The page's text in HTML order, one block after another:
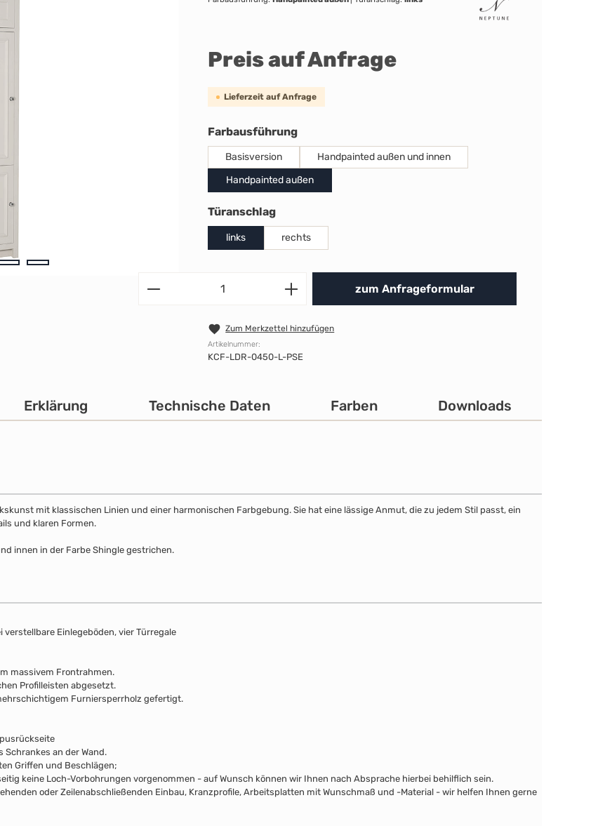
Preis auf Anfrage
Lieferzeit auf Anfrage
Farbausführungauswählen
Basisversion
Handpainted außen und innen
Handpainted außen
Türanschlagauswählen
links rechts
Produkt Anzahl: Gib den
zum Anfrageformular
Zum Merkzettel hinzufügen
Artikelnummer:
KCF-LDR-0450-L-PSE
Erklärung Technische Daten Farben Downloads
mit klassischen Linien und einer harmonischen Farbgebung. Sie hat eine lässige Anmut, die zu jedem Stil passt, ein
und klaren Formen.
innen in der Farbe Shingle gestrichen.
verstellbare Einlegeböden, vier Türregale
massivem Frontrahmen.
Profilleisten abgesetzt.
Furniersperrholz gefertigt.
an der Wand.
Griffen und Beschlägen;
keine Loch-Vorbohrungen vorgenommen - auf Wunsch können wir Ihnen nach Absprache hierbei behilflich sein.
oder Zeilenabschließenden Einbau, Kranzprofile, Arbeitsplatten mit Wunschmaß und -Material - wir helfen Ihnen gerne